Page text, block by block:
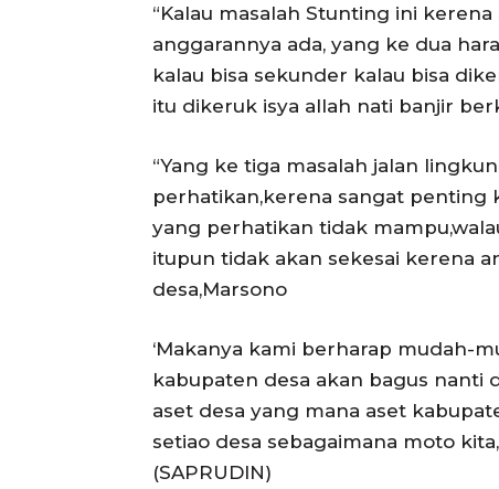
“Kalau masalah Stunting ini
anggarannya ada, yang ke dua
kalau bisa sekunder kalau bisa
itu dikeruk isya allah nati banjir
“Yang ke tiga masalah jalan
perhatikan,kerena sangat penting
yang perhatikan tidak
itupun tidak akan sekesai kerena
desa,Marsono
‘Makanya kami berharap mudah-
kabupaten desa akan bagus nanti
aset desa yang mana aset
setiao desa sebagaimana moto
(SAPRUDIN)